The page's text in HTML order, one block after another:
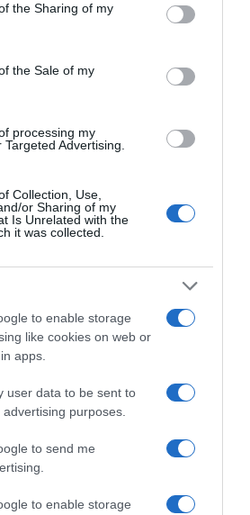
or usage behaviour. You may click to
Google and its third-party tags to
specified purposes in below Google
the Sharing of my
the Sale of my
processing my
Advertising.
Collection, Use,
or Sharing of my
Is Unrelated with the
it was collected.
to enable storage
like cookies on web or
apps.
user data to be sent to
purposes.
to send me
to enable storage
Twitter Pinterest
, párkapcsolat,
Peti,Dallos Bogi
Következő bejegyzés